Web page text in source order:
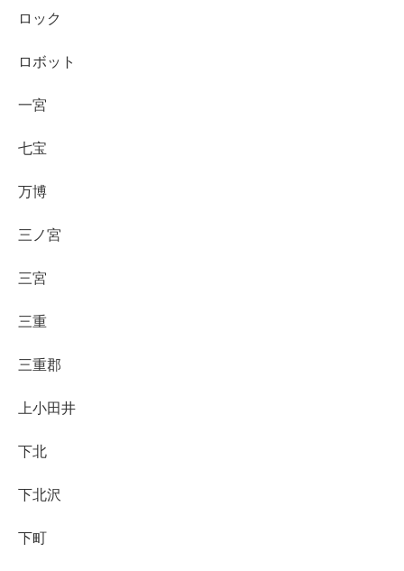
ロック
ロボット
一宮
七宝
万博
三ノ宮
三宮
三重
三重郡
上小田井
下北
下北沢
下町